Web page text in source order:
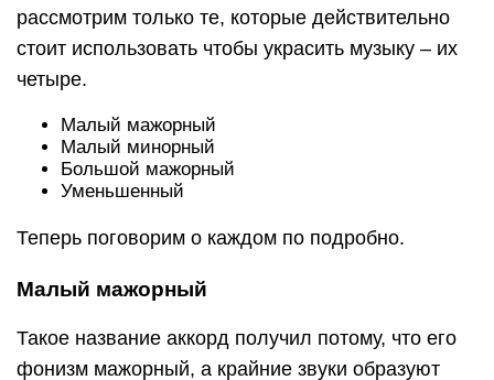
фонизм мажорный, а крайние звуки образуют
малую септиму. Звучит он вот так:
Этот аккорд получить очень просто – нужно
который лежит в вершине аккорда, построить
малую терцию. Построим малый мажорный от
Малый минорный